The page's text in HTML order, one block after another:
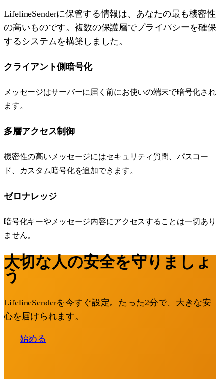
LifelineSenderに保管する情報は、あなたの最も機密性
の高いものです。複数の保護層でプライバシーを確保
するシステムを構築しました。
クライアント側暗号化
メッセージはサーバーに届く前にお使いの端末で暗号化され
ます。
多層アクセス制御
機密性の高いメッセージにはセキュリティ質問、パスコー
ド、カスタム暗号化を追加できます。
ゼロナレッジ
暗号化キーやメッセージ内容にアクセスすることは一切あり
ません。
大切な人の安全を守りましょ
う
LifelineSenderを今すぐ設定。たった2分で、大きな安
心を届けられます。
始める